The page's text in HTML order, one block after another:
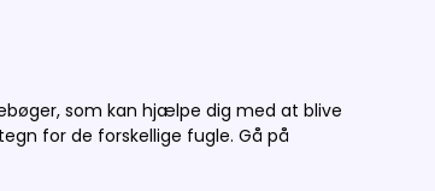
som kan hjælpe dig med at blive
for de forskellige fugle. Gå på